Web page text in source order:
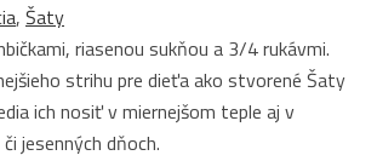
, Šaty
riasenou sukňou a 3/4 rukávmi.
strihu pre dieťa ako stvorené Šaty
ich nosiť v miernejšom teple aj v
jesenných dňoch.